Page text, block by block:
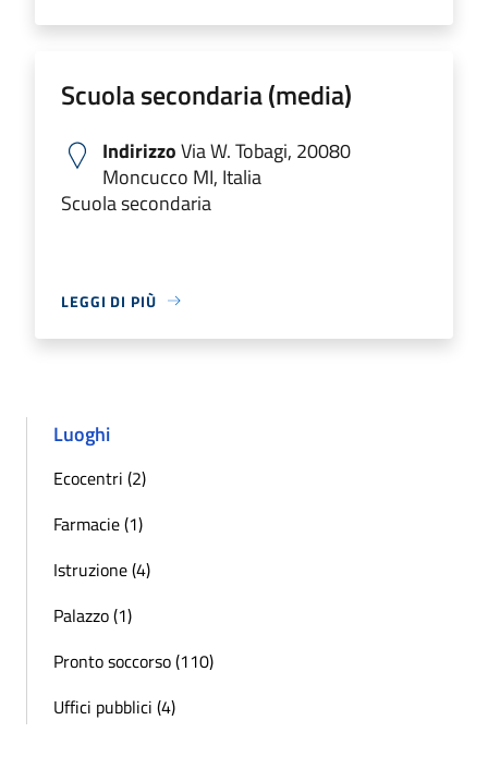
Scuola secondaria (media)
IndirizzoVia W. Tobagi, 20080
Moncucco MI, Italia
Scuola secondaria
LEGGI DI PIÙ
Luoghi
Ecocentri (2)
Farmacie (1)
Istruzione (4)
Palazzo (1)
Pronto soccorso (110)
Uffici pubblici (4)